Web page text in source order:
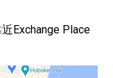
Exchange Place